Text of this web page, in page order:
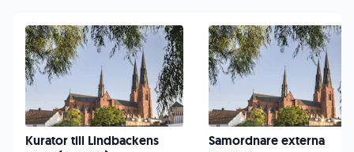
Kurator till Lindbackens
Samordnare externa